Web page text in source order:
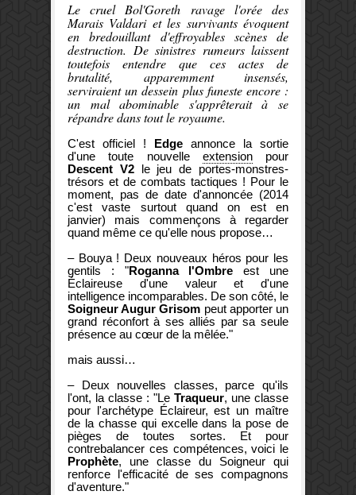
Le cruel Bol'Goreth ravage l'orée des
Marais Valdari et les survivants évoquent
en bredouillant d'effroyables scènes de
destruction. De sinistres rumeurs laissent
toutefois entendre que ces actes de
brutalité, apparemment insensés,
serviraient un dessein plus funeste encore :
un mal abominable s'apprêterait à se
répandre dans tout le royaume.
C'est officiel ! Edge annonce la sortie
d'une toute nouvelle extensionpour
Descent V2le jeu de portes-monstres-
trésors et de combats tactiques ! Pour le
moment, pas de date d'annoncée (2014
c'est vaste surtout quand on est en
janvier) mais commençons à regarder
quand même ce qu'elle nous propose…
– Bouya ! Deux nouveaux héros pour les
gentils : "Roganna l'Ombreest une
Éclaireuse d'une valeur et d'une
intelligence incomparables. De son côté, le
Soigneur Augur Grisom peut apporter un
grand réconfort à ses alliés par sa seule
présence au cœur de la mêlée."
mais aussi…
– Deux nouvelles classes, parce qu'ils
l'ont, la classe : "Le Traqueur, une classe
pour l'archétype Éclaireur, est un maître
de la chasse qui excelle dans la pose de
pièges de toutes sortes. Et pour
contrebalancer ces compétences, voici le
Prophète, une classe du Soigneur qui
renforce l'efficacité de ses compagnons
d'aventure."